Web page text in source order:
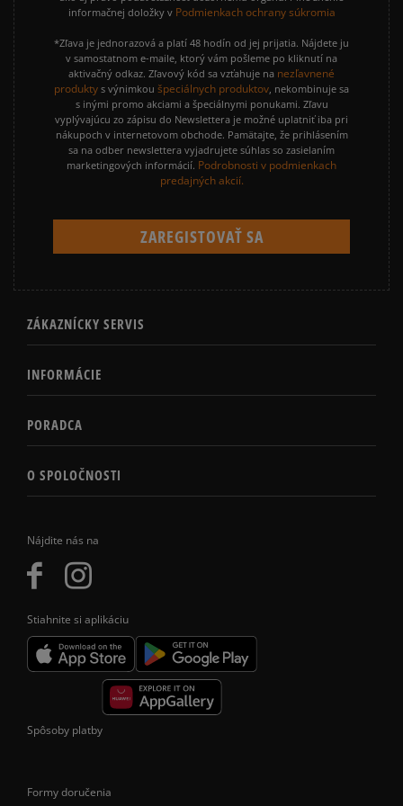
Nájdite nás na
Stiahnite si aplikáciu
informačnej doložky v Podmienkach ochrany súkromia
*Zľava je jednorazová a platí 48 hodín od jej prijatia. Nájdete ju
v samostatnom e-maile, ktorý vám pošleme po kliknutí na
aktivačný odkaz. Zľavový kód sa vzťahuje na nezľavnené
produkty s výnimkou špeciálnych produktov, nekombinuje sa
s inými promo akciami a špeciálnymi ponukami. Zľavu
vyplývajúcu zo zápisu do Newslettera je možné uplatniť iba pri
nákupoch v internetovom obchode. Pamätajte, že prihlásením
sa na odber newslettera vyjadrujete súhlas so zasielaním
marketingových informácií. Podrobnosti v podmienkach
predajných akcií.
ZÁKAZNÍCKY SERVIS
INFORMÁCIE
PORADCA
O SPOLOČNOSTI
Spôsoby platby
Formy doručenia